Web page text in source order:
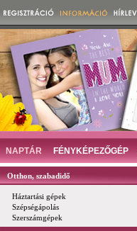
NAPTÁR FÉNYKÉPEZŐGÉP
Otthon, szabadidő
Háztartási gépek
Szépségápolás
Szerszámgépek